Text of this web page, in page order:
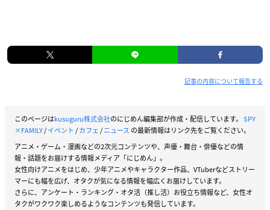
記事の内容について報告する
このページはkusuguru株式会社のにじめん編集部が作成・配信しています。 SPY
×FAMILY/イベント /カフェ/ニュース の最新情報はリンク先をご覧ください。
アニメ・ゲーム・漫画などの2次元コンテンツや、声優・舞台・俳優などの情
報・話題をお届けする情報メディア「にじめん」。
女性向けアニメをはじめ、少年アニメやキャラクター作品、VTuberなどストリー
マーにも幅を広げ、オタクが気になる情報を幅広くお届けしています。
さらに、アンケート・ランキング・オタ活（推し活）お役立ち情報など、女性オ
タクがワクワク楽しめるようなコンテンツも発信しています。